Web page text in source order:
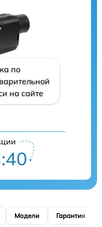
по
на сайте
Модели Гарантия